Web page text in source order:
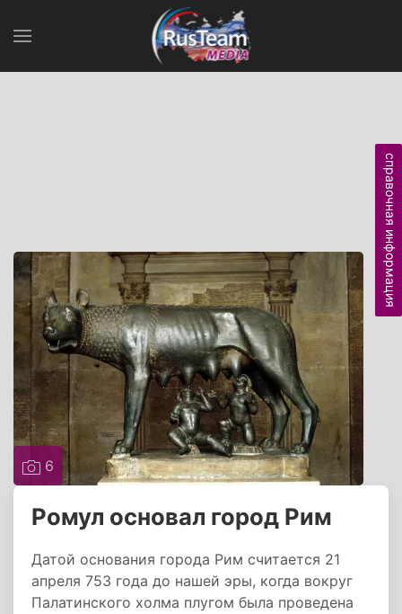
6
Ромул основал город Рим
Датой основания города Рим считается 21
апреля 753 года до нашей эры, когда вокруг
Палатинского холма плугом была проведена
справочная информация